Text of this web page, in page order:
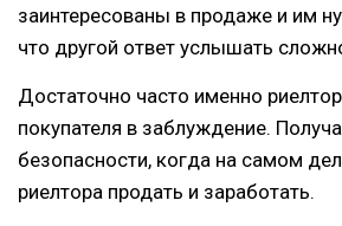
заинтересованы в продаже и им
что другой ответ услышать
Достаточно часто именно
покупателя в заблуждение.
безопасности, когда на самом
риелтора продать и заработать.